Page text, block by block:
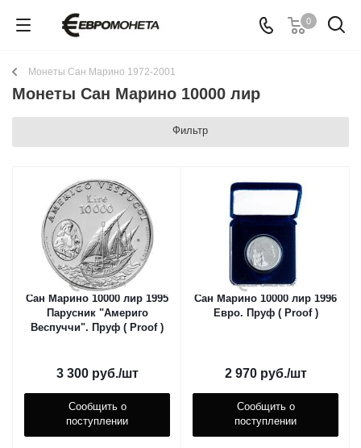
0
Монеты Сан Марино 1972-2001
Монеты Сан Марино 10000 лир
Фильтр
Сан Марино 10000 лир 1995
Парусник "Америго
Веспуччи". Пруф ( Proof )
3 300руб./шт
Сообщить о
поступлении
Сан Марино 10000 лир 1996
Евро. Пруф ( Proof )
2 970руб./шт
Сообщить о
поступлении